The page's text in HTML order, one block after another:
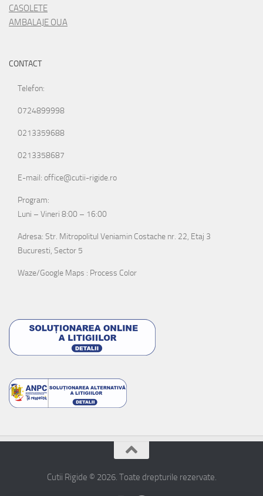
CASOLETE
AMBALAJE OUA
CONTACT
Telefon:
0724899998
0213359688
0213358687
E-mail: office@cutii-rigide.ro
Program:
Luni – Vineri 8:00 – 16:00
Adresa: Str. Mitropolitul Veniamin Costache nr. 22, Etaj 3
Bucuresti, Sector 5
Waze/Google Maps : Process Color
Cutii Rigide © 2026. Toate drepturile rezervate.